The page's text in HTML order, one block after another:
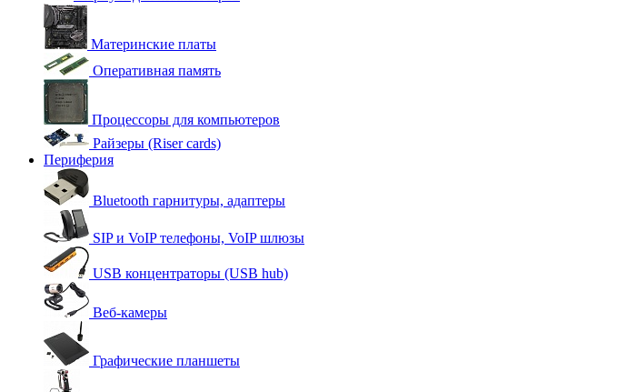
Материнские платы
Оперативная память
Процессоры для компьютеров
Райзеры (Riser cards)
Периферия
Bluetooth гарнитуры, адаптеры
SIP и VoIP телефоны, VoIP шлюзы
USB концентраторы (USB hub)
Веб-камеры
Графические планшеты